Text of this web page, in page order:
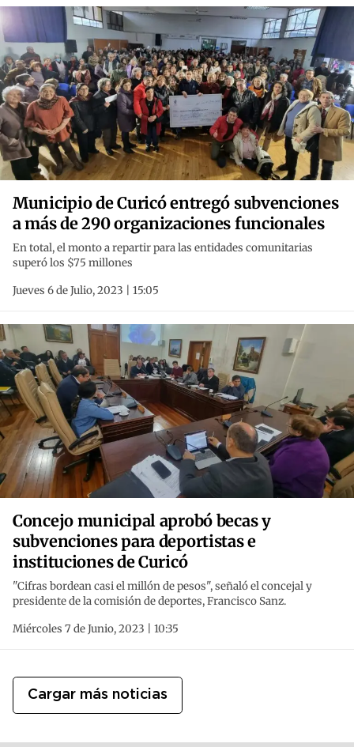
Municipio de Curicó entregó subvenciones
a más de 290 organizaciones funcionales
En total, el monto a repartir para las entidades comunitarias
superó los $75 millones
Jueves 6 de Julio, 2023 | 15:05
Concejo municipal aprobó becas y
subvenciones para deportistas e
instituciones de Curicó
"Cifras bordean casi el millón de pesos", señaló el concejal y
presidente de la comisión de deportes, Francisco Sanz.
Miércoles 7 de Junio, 2023 | 10:35
Cargar más noticias